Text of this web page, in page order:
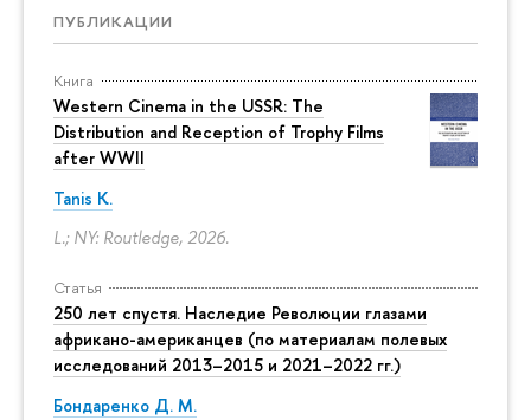
ПУБЛИКАЦИИ
Книга
Western Cinema in the USSR: The
Distribution and Reception of Trophy Films
after WWII
Tanis K.
L.; NY: Routledge, 2026.
Статья
250 лет спустя. Наследие Революции глазами
африкано-американцев (по материалам полевых
исследований 2013–2015 и 2021–2022 гг.)
Бондаренко Д. М.